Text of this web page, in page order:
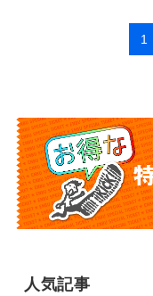
1
人気記事